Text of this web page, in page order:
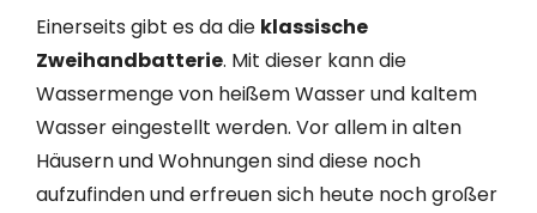
Einerseits gibt es da die klassische
Zweihandbatterie. Mit dieser kann die
Wassermenge von heißem Wasser und kaltem
Wasser eingestellt werden. Vor allem in alten
Häusern und Wohnungen sind diese noch
aufzufinden und erfreuen sich heute noch großer